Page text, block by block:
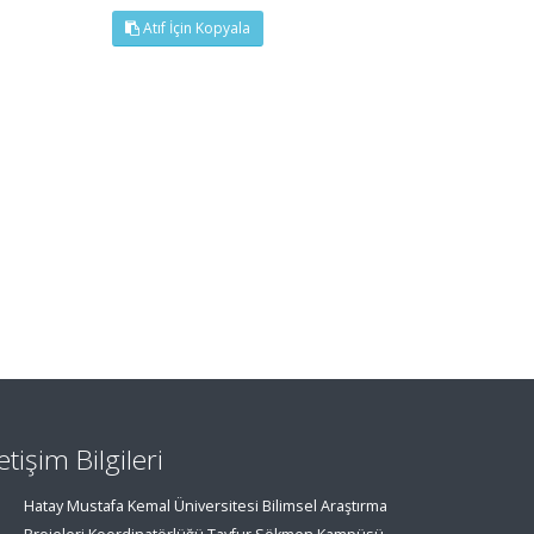
Atıf İçin Kopyala
Bilgileri
Hatay Mustafa Kemal Üniversitesi Bilimsel Araştırma